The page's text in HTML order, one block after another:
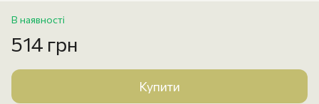
В наявності
514 грн
Купити